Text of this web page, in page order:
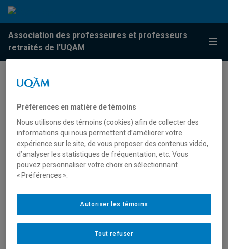
Passer au contenu
Accéder au menu principal
Accéder à la recherche
Passer au contenu
Accéder au menu principal
Association des professeures et professeurs
retraités de l'UQAM
Menu
Restaurant Le Petit Alep
21 janvier 2015
Préférences en matière de témoins
Nous utilisons des témoins (cookies) afin de collecter des
informations qui nous permettent d’améliorer votre
expérience sur le site, de vous proposer des contenus vidéo,
d’analyser les statistiques de fréquentation, etc. Vous
pouvez personnaliser votre choix en sélectionnant
« Préférences ».
Tout refuser
Autoriser les témoins